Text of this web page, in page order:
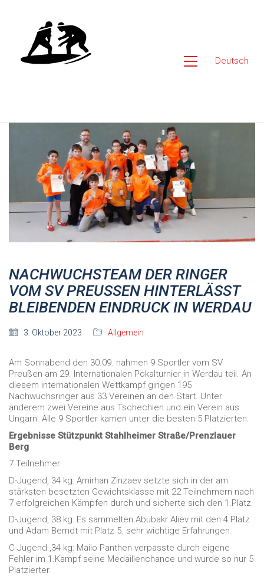
Deutsch
NACHWUCHSTEAM DER RINGER
VOM SV PREUSSEN HINTERLÄSST B
LEIBENDEN EINDRUCK IN WERDAU
3. Oktober 2023 Allgemein
Am Sonnabend den 30.09. nahmen 9 Sportler vom SV
Preußen am 29. Internationalen Pokalturnier in Werdau teil. An
diesem internationalen Wettkampf gingen 195
Nachwuchsringer aus 33 Vereinen an den Start. Unter
anderem zwei Vereine aus Tschechien und ein Verein aus
Ungarn. Alle 9 Sportler kamen unter die besten 5 Platzierten.
Ergebnisse Stützpunkt Stahlheimer Straße/Prenzlauer
Berg
7 Teilnehmer
D-Jugend, 34 kg: Amirhan Zinzaev setzte sich in der am
stärksten besetzten Gewichtsklasse mit 22 Teilnehmern nach
7 erfolgreichen Kämpfen durch und sicherte sich den 1.Platz.
D-Jugend, 38 kg: Es sammelten Abubakr Aliev mit den 4.Platz
und Adam Berndt mit Platz 5. sehr wichtige Erfahrungen.
C-Jugend ,34 kg: Mailo Panthen verpasste durch eigene
Fehler im 1.Kampf seine Medaillenchance und wurde so nur 5
Platzierter.